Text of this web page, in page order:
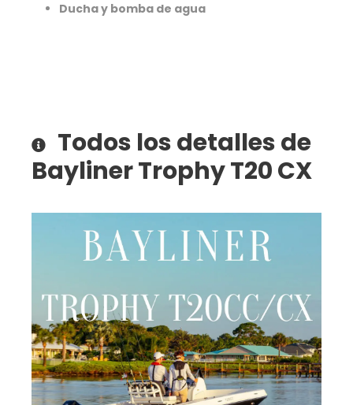
Ducha y bomba de agua
Todos los detalles de
Bayliner Trophy T20 CX